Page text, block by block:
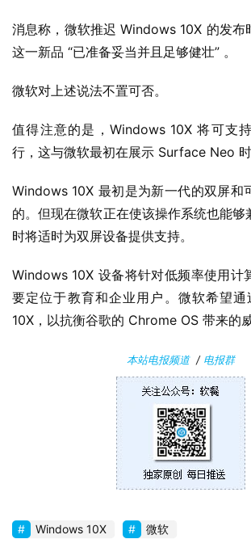
W
i
1
P
软
件
卓
苹
消息称，微软推迟 Windows 10X 的发布
这一新品 “已准备妥当并且足够健壮” 。
微软对上述说法不置可否。
值得注意的是，Windows 10X 将可支
行，这与微软最初在展示 Surface Neo 时
Windows 10X 最初是为新一代的双屏和
的。但现在微软正在使该操作系统也能够
时将适时为双屏设备提供支持。
Windows 10X 设备将针对低频率使用计
要定位于教育和企业用户。微软希望
10X，以抗衡谷歌的 Chrome OS 带来的威
本站电报频道/ 电报群
Windows 10X 微软